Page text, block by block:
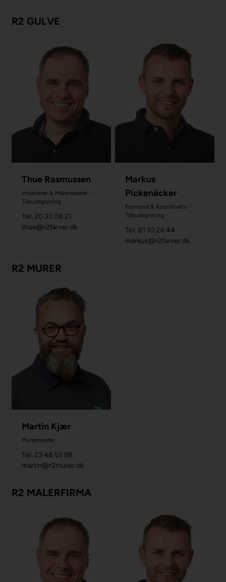
R2 GULVE
Thue Rasmussen
Indehaver & Malermester -
Tilbudsgivning
Tel: 20 33 08 21
thue@r2farver.dk
Markus
Pickenäcker
Formand & Koordinator -
Tilbudsgivning
Tel: 81 10 24 44
markus@r2farver.dk
R2 MURER
Martin Kjær
Murermester
Tel: 23 48 55 98
martin@r2murer.dk
R2 MALERFIRMA